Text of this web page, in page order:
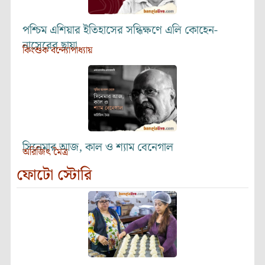
পশ্চিম এশিয়ার ইতিহাসের সন্ধিক্ষণে এলি কোহেন-
নাসেরের ছায়া
কিংশুক বন্দ্যোপাধ্যায়
সিনেমার আজ, কাল ও শ্যাম বেনেগাল
অরিজিৎ মৈত্র
ফোটো স্টোরি